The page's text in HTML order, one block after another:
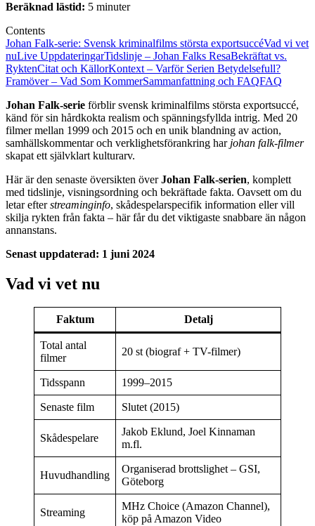
Beräknad lästid: 5 minuter
Contents
Johan Falk-serie: Svensk kriminalfilms största exportsuccéVad vi vet
nuLive UppdateringarTidslinje – Johan Falks ResaBekräftat vs.
RyktenCitat och KällorKontext – Varför Serien Betydelsefull?
Framöver – Vad Som KommerSammanfattning och FAQFAQ
Johan Falk-serie förblir svensk kriminalfilms största exportsuccé,
känd för sin hårdkokta realism och spänningsfyllda intrig. Med 20
filmer mellan 1999 och 2015 och en unik blandning av action,
samhällskommentar och verklighetsförankring har johan falk-filmer
skapat ett självklart kulturarv.
Här är den senaste översikten överJohan Falk-serien, komplett
med tidslinje, visningsordning och bekräftade fakta. Oavsett om du
letar efterstreaminginfo, skådespelarspecifik information eller vill
skilja rykten från fakta – här får du det viktigaste snabbare än någon
annanstans.
Senast uppdaterad: 1 juni 2024
Vad vi vet nu
Faktum Detalj
Total antal
filmer
20 st (biograf + TV-filmer)
Tidsspann 1999–2015
Senaste film Slutet (2015)
Skådespelare
Jakob Eklund, Joel Kinnaman
m.fl.
Huvudhandling
Organiserad brottslighet – GSI,
Göteborg
Streaming
MHz Choice (Amazon Channel),
köp på Amazon Video